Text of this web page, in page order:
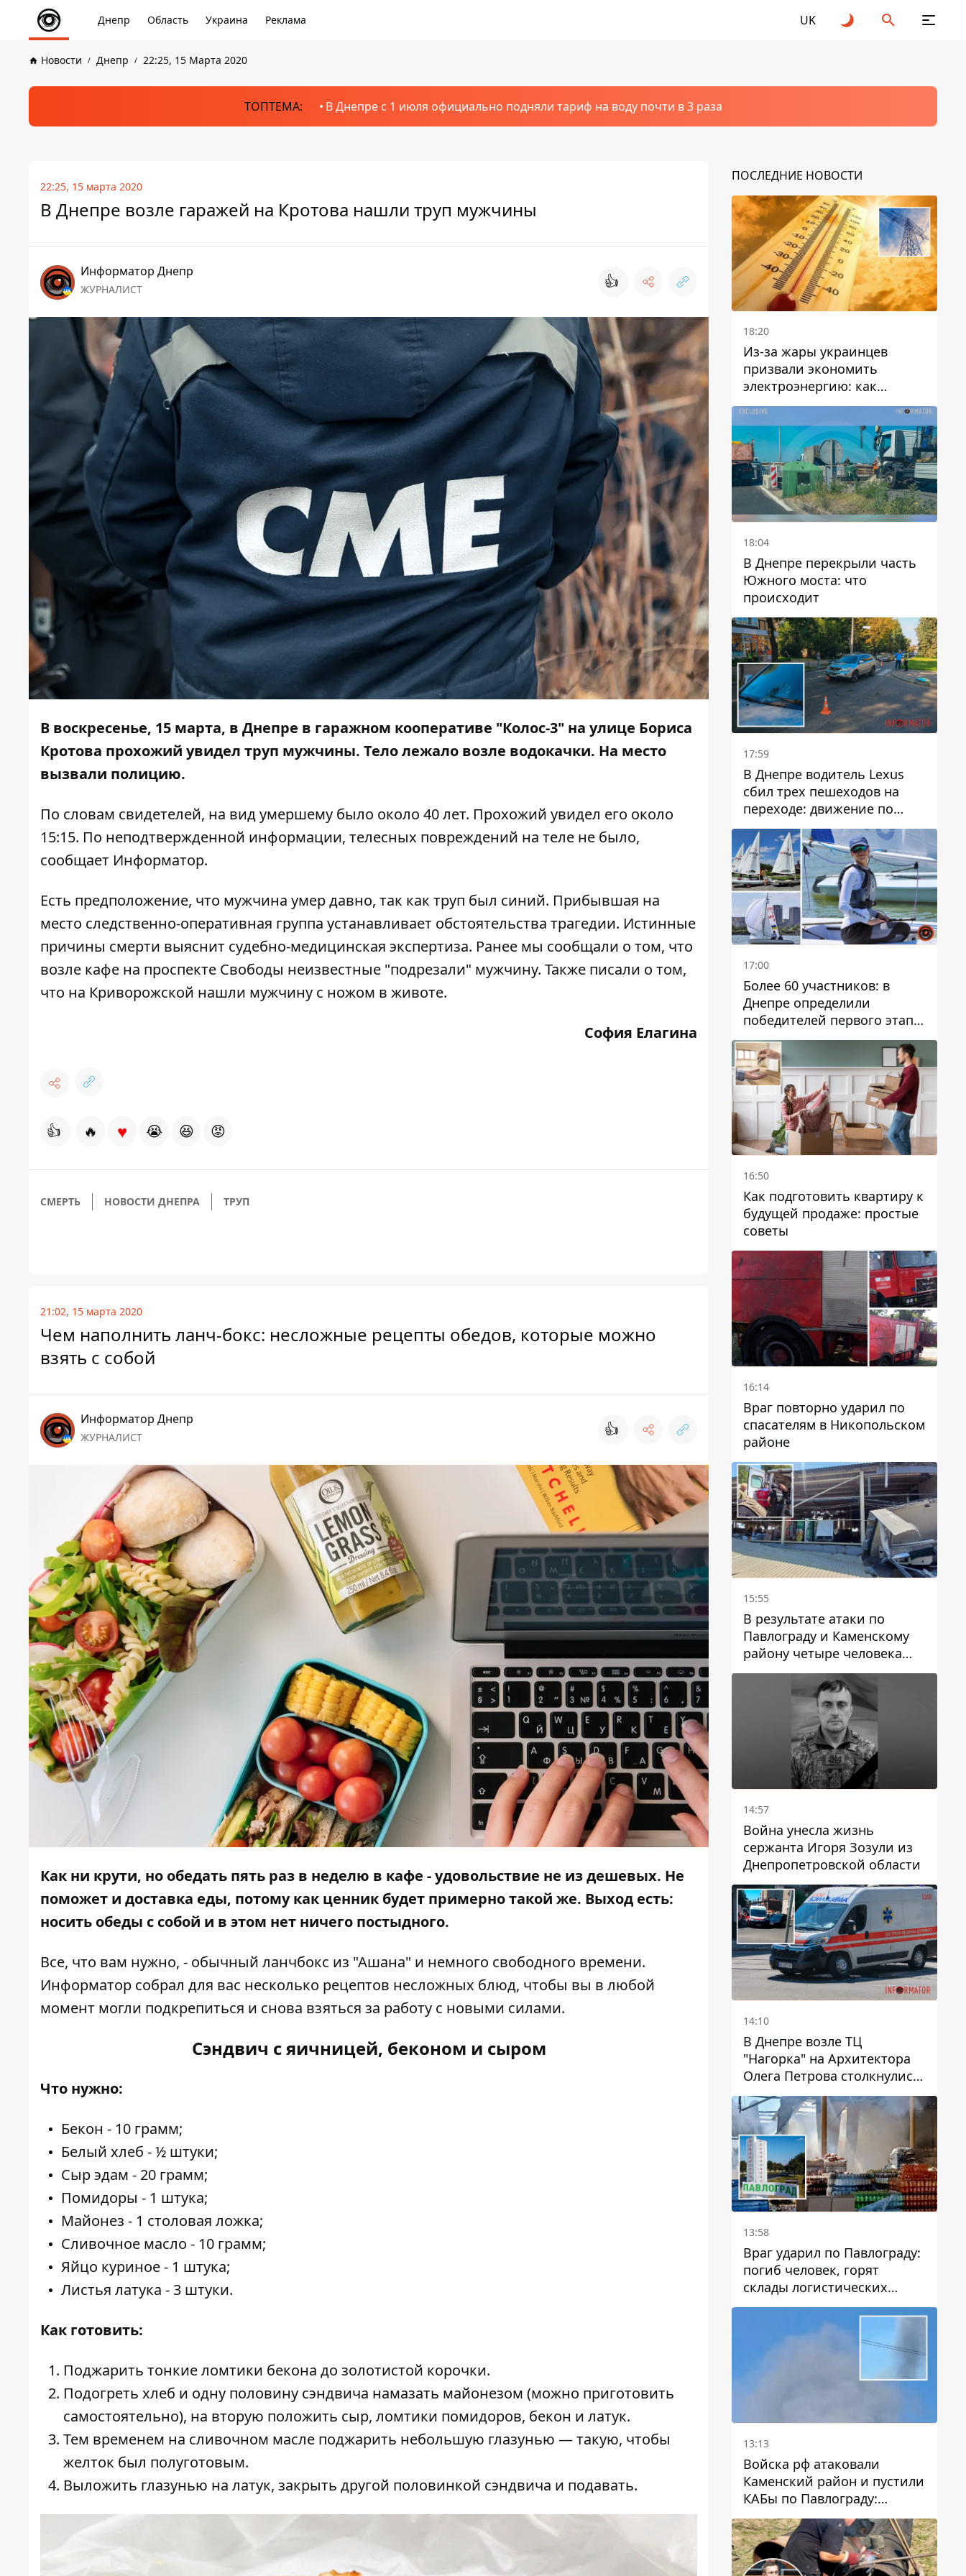
Днепр Область Украина Реклама UK
Новости Днепр 22:25, 15 Марта 2020
ТОПТЕМА: В Днепре с 1 июля официально подняли тариф на воду почти в 3 раза
22:25, 15 марта 2020
В Днепре возле гаражей на Кротова нашли труп мужчины
Информатор Днепр
ЖУРНАЛИСТ 👍
В воскресенье, 15 марта, в Днепре в гаражном кооперативе "Колос-3" на улице Бориса
Кротова прохожий увидел труп мужчины. Тело лежало возле водокачки. На место
вызвали полицию.
По словам свидетелей, на вид умершему было около 40 лет. Прохожий увидел его около
15:15. По неподтвержденной информации, телесных повреждений на теле не было,
сообщает Информатор.
Есть предположение, что мужчина умер давно, так как труп был синий. Прибывшая на
место следственно-оперативная группа устанавливает обстоятельства трагедии. Истинные
причины смерти выяснит судебно-медицинская экспертиза. Ранее мы сообщали о том, что
возле кафе на проспекте Свободы неизвестные "подрезали" мужчину. Также писали о том,
что на Криворожской нашли мужчину с ножом в животе.
София Елагина
👍 🔥 ♥ 😭 😆 😡
СМЕРТЬ НОВОСТИ ДНЕПРА ТРУП
21:02, 15 марта 2020
Чем наполнить ланч-бокс: несложные рецепты обедов, которые можно
взять с собой
Информатор Днепр
ЖУРНАЛИСТ 👍
Как ни крути, но обедать пять раз в неделю в кафе - удовольствие не из дешевых. Не
поможет и доставка еды, потому как ценник будет примерно такой же. Выход есть:
носить обеды с собой и в этом нет ничего постыдного.
Все, что вам нужно, - обычный ланчбокс из "Ашана" и немного свободного времени.
Информатор собрал для вас несколько рецептов несложных блюд, чтобы вы в любой
момент могли подкрепиться и снова взяться за работу с новыми силами.
Сэндвич с яичницей, беконом и сыром
Что нужно:
Бекон - 10 грамм;
Белый хлеб -½ штуки;
Сыр эдам - 20 грамм;
Помидоры - 1 штука;
Майонез - 1 столовая ложка;
Сливочное масло - 10 грамм;
Яйцо куриное - 1 штука;
Листья латука - 3 штуки.
Как готовить:
Поджарить тонкие ломтики бекона до золотистой корочки.
Подогреть хлеб и одну половину сэндвича намазать майонезом (можно приготовить
самостоятельно), на вторую положить сыр, ломтики помидоров, бекон и латук.
Тем временем на сливочном масле поджарить небольшую глазунью — такую, чтобы
желток был полуготовым.
Выложить глазунью на латук, закрыть другой половинкой сэндвича и подавать.
ПОСЛЕДНИЕ НОВОСТИ
18:20
Из-за жары украинцев
призвали экономить
электроэнергию: как
избежать перегрузки сетей
18:04
В Днепре перекрыли часть
Южного моста: что
происходит
17:59
В Днепре водитель Lexus
сбил трех пешеходов на
переходе: движение по
проспекту Науки
затруднено
17:00
Более 60 участников: в
Днепре определили
победителей первого этапа
Кубка Украины по
парусному спорту
16:50
Как подготовить квартиру к
будущей продаже: простые
советы
16:14
Враг повторно ударил по
спасателям в Никопольском
районе
15:55
В результате атаки по
Павлограду и Каменскому
району четыре человека
погибли, семеро получили
ранения
14:57
Война унесла жизнь
сержанта Игоря Зозули из
Днепропетровской области
14:10
В Днепре возле ТЦ
"Нагорка" на Архитектора
Олега Петрова столкнулись
"скорая" и Toyota: трамваи
№5 задерживаются
13:58
Враг ударил по Павлограду:
погиб человек, горят
склады логистических
компаний и магазина
13:13
Войска рф атаковали
Каменский район и пустили
КАБы по Павлограду:
пострадал мужчина, в небо
поднимается столб дыма